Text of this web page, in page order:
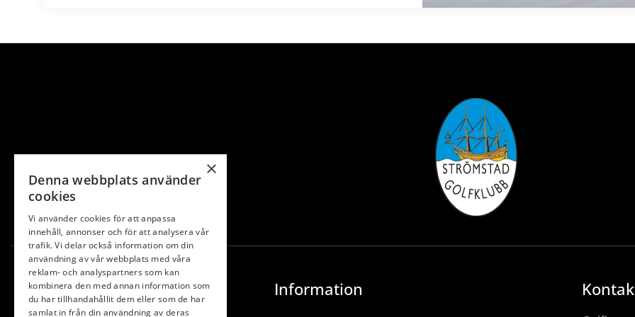
Information
×
Denna webbplats använder
cookies
Vi använder cookies för att anpassa
innehåll, annonser och för att analysera vår
trafik. Vi delar också information om din
användning av vår webbplats med våra
reklam- och analyspartners som kan
kombinera den med annan information som
du har tillhandahållit dem eller som de har
samlat in från din användning av deras